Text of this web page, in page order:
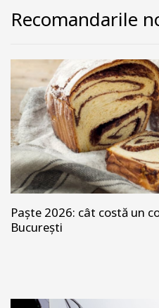
Recomandarile
Paște 2026: cât costă un
București